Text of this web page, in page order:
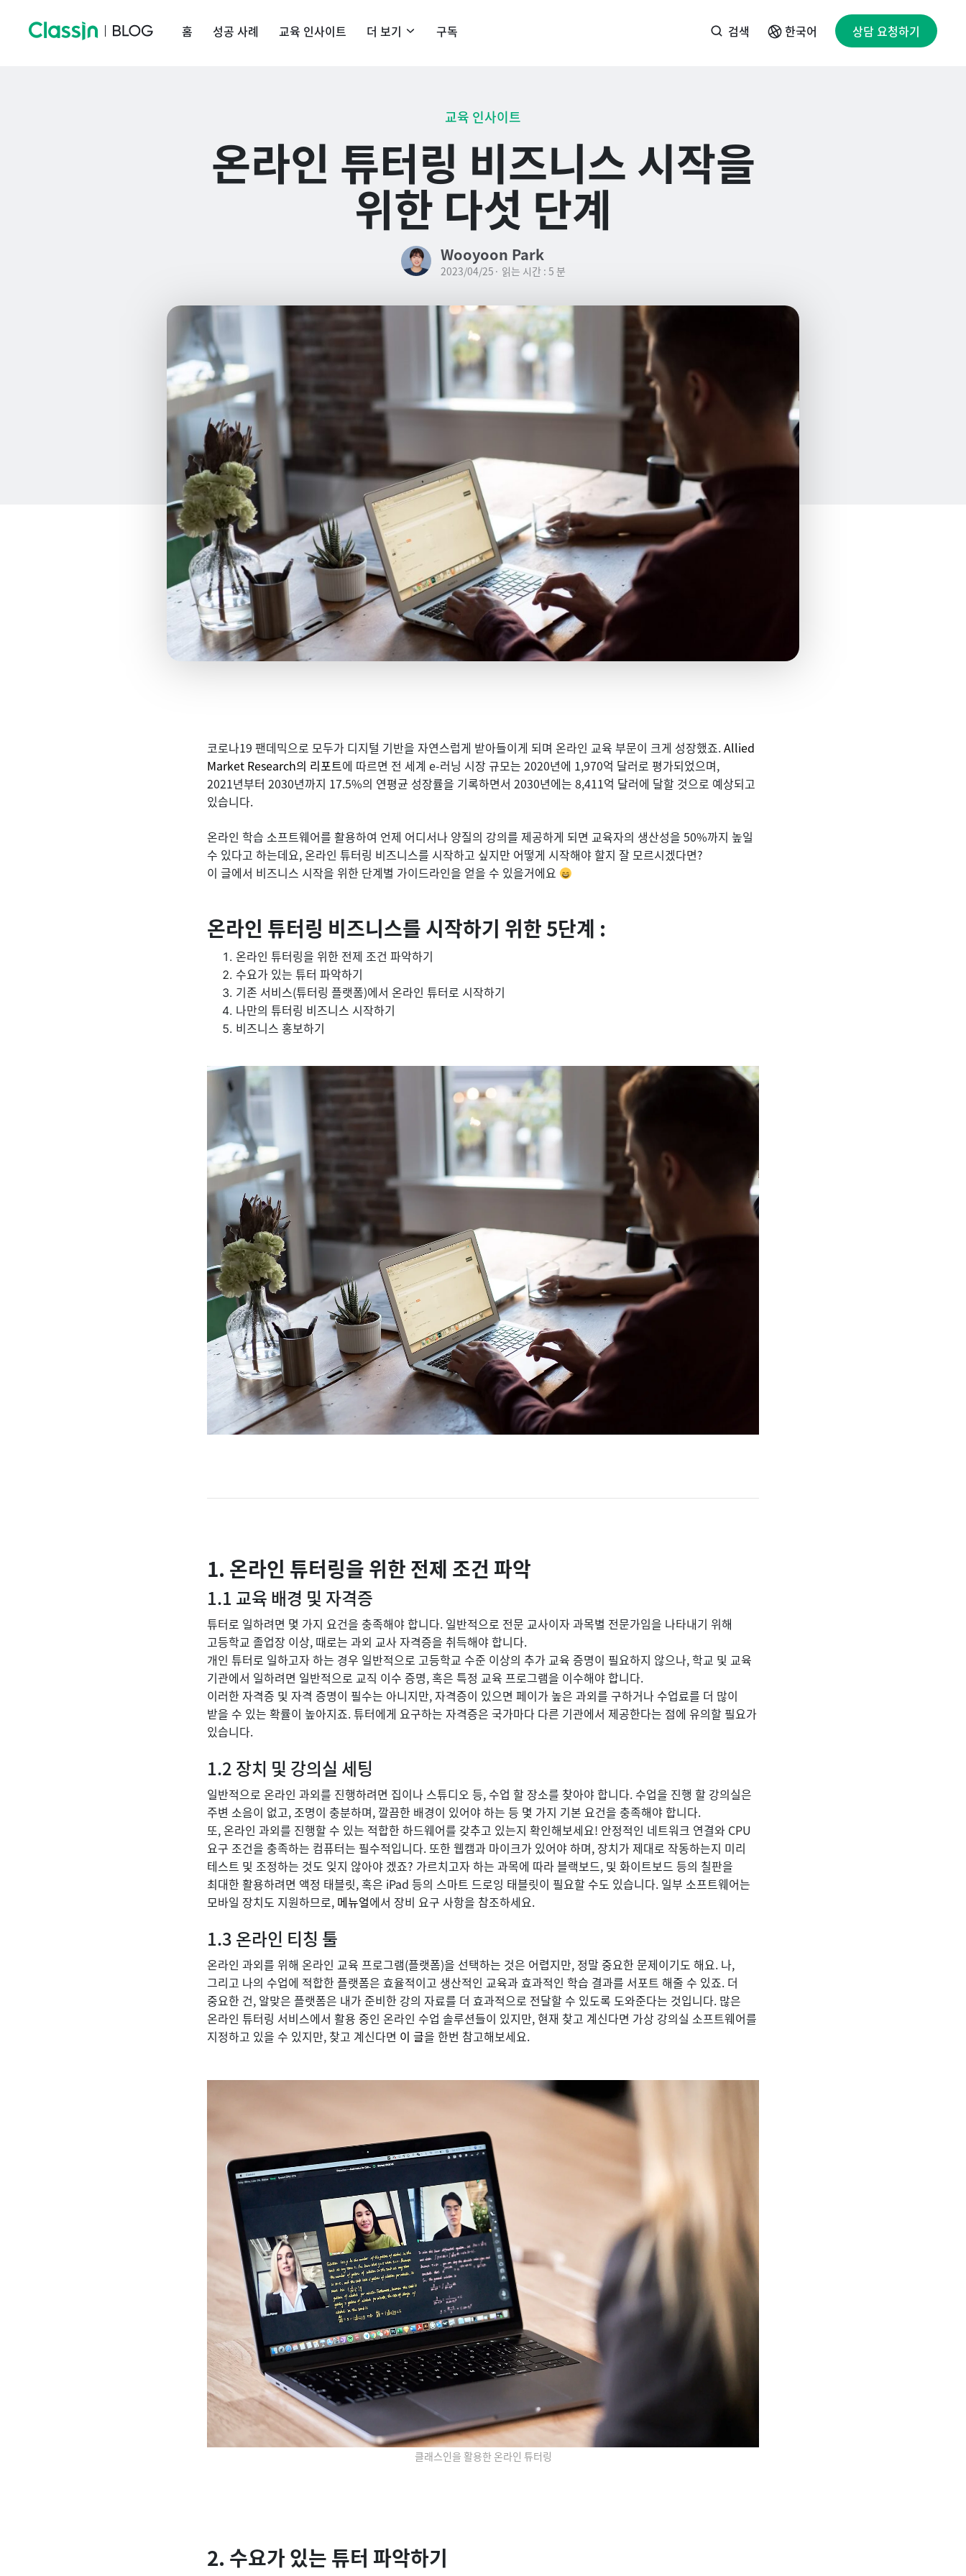
홈 성공 사례 교육 인사이트 더 보기 구독 검색 한국어 상담 요청하기
교육 인사이트
온라인 튜터링 비즈니스 시작을
위한 다섯 단계
Wooyoon Park
2023/04/25· 읽는 시간 : 5 분
코로나19 팬데믹으로 모두가 디지털 기반을 자연스럽게 받아들이게 되며 온라인 교육 부문이 크게 성장했죠.Allied
Market Research의 리포트에 따르면 전 세계 e-러닝 시장 규모는 2020년에 1,970억 달러로 평가되었으며,
2021년부터 2030년까지 17.5%의 연평균 성장률을 기록하면서 2030년에는 8,411억 달러에 달할 것으로 예상되고
있습니다.
온라인 학습 소프트웨어를 활용하여 언제 어디서나 양질의 강의를 제공하게 되면 교육자의 생산성을 50%까지 높일
수 있다고 하는데요, 온라인 튜터링 비즈니스를 시작하고 싶지만 어떻게 시작해야 할지 잘 모르시겠다면?
이 글에서 비즈니스 시작을 위한 단계별 가이드라인을 얻을 수 있을거에요
온라인 튜터링 비즈니스를 시작하기 위한 5단계 :
온라인 튜터링을 위한 전제 조건 파악하기
수요가 있는 튜터 파악하기
기존 서비스(튜터링 플랫폼)에서 온라인 튜터로 시작하기
나만의 튜터링 비즈니스 시작하기
비즈니스 홍보하기
1. 온라인 튜터링을 위한 전제 조건 파악
1.1 교육 배경 및 자격증
튜터로 일하려면 몇 가지 요건을 충족해야 합니다. 일반적으로 전문 교사이자 과목별 전문가임을 나타내기 위해
고등학교 졸업장 이상, 때로는 과외 교사 자격증을 취득해야 합니다.
개인 튜터로 일하고자 하는 경우 일반적으로 고등학교 수준 이상의 추가 교육 증명이 필요하지 않으나, 학교 및 교육
기관에서 일하려면 일반적으로 교직 이수 증명, 혹은 특정 교육 프로그램을 이수해야 합니다.
이러한 자격증 및 자격 증명이 필수는 아니지만, 자격증이 있으면 페이가 높은 과외를 구하거나 수업료를 더 많이
받을 수 있는 확률이 높아지죠. 튜터에게 요구하는 자격증은 국가마다 다른 기관에서 제공한다는 점에 유의할 필요가
있습니다.
1.2 장치 및 강의실 세팅
일반적으로 온라인 과외를 진행하려면 집이나 스튜디오 등, 수업 할 장소를 찾아야 합니다. 수업을 진행 할 강의실은
주변 소음이 없고, 조명이 충분하며, 깔끔한 배경이 있어야 하는 등 몇 가지 기본 요건을 충족해야 합니다.
또, 온라인 과외를 진행할 수 있는 적합한 하드웨어를 갖추고 있는지 확인해보세요! 안정적인 네트워크 연결와 CPU
요구 조건을 충족하는 컴퓨터는 필수적입니다. 또한 웹캠과 마이크가 있어야 하며, 장치가 제대로 작동하는지 미리
테스트 및 조정하는 것도 잊지 않아야 겠죠? 가르치고자 하는 과목에 따라 블랙보드, 및 화이트보드 등의 칠판을
최대한 활용하려면 액정 태블릿, 혹은 iPad 등의 스마트 드로잉 태블릿이 필요할 수도 있습니다. 일부 소프트웨어는
모바일 장치도 지원하므로, 메뉴얼에서 장비 요구 사항을 참조하세요.
1.3 온라인 티칭 툴
온라인 과외를 위해 온라인 교육 프로그램(플랫폼)을 선택하는 것은 어렵지만, 정말 중요한 문제이기도 해요. 나,
그리고 나의 수업에 적합한 플랫폼은 효율적이고 생산적인 교육과 효과적인 학습 결과를 서포트 해줄 수 있죠. 더
중요한 건, 알맞은 플랫폼은 내가 준비한 강의 자료를 더 효과적으로 전달할 수 있도록 도와준다는 것입니다. 많은
온라인 튜터링 서비스에서 활용 중인 온라인 수업 솔루션들이 있지만, 현재 찾고 계신다면 가상 강의실 소프트웨어를
지정하고 있을 수 있지만, 찾고 계신다면 이 글을 한번 참고해보세요.
클래스인을 활용한 온라인 튜터링
2. 수요가 있는 튜터 파악하기